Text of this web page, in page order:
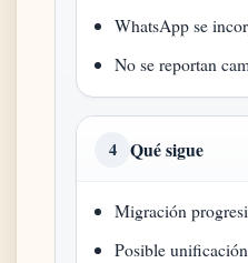
WhatsApp se
No se reportan
4 Qué sigue
Migración
Posible